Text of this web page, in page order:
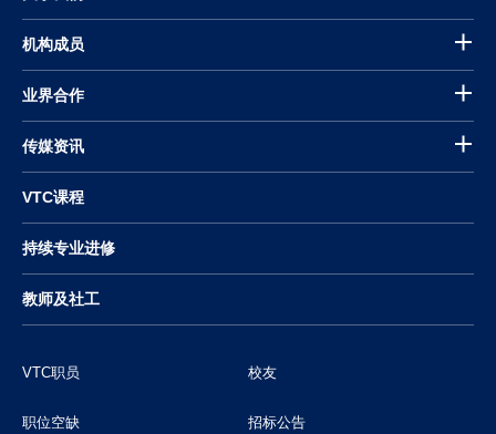
机构成员
业界合作
传媒资讯
VTC课程
持续专业进修
教师及社工
VTC职员 校友
职位空缺 招标公告